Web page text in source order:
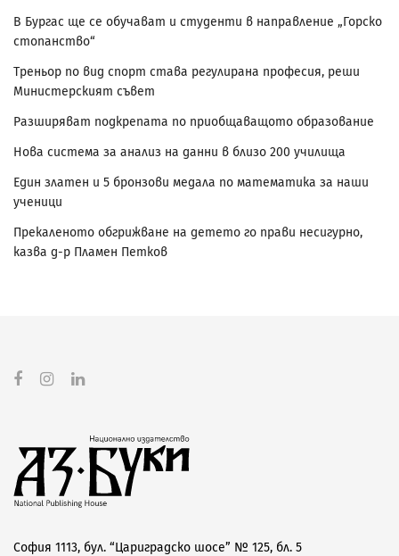
В Бургас ще се обучават и студенти в направление „Горско
стопанство“
Треньор по вид спорт става регулирана професия, реши
Министерският съвет
Разширяват подкрепата по приобщаващото образование
Нова система за анализ на данни в близо 200 училища
Един златен и 5 бронзови медала по математика за наши
ученици
Прекаленото обгрижване на детето го прави несигурно,
казва д-р Пламен Петков
София 1113, бул. “Цариградско шосе” № 125, бл. 5